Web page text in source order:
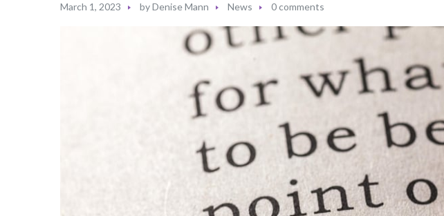
March 1, 2023 byDenise Mann News 0 comments